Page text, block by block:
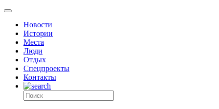
Новости
Истории
Места
Люди
Отдых
Спецпроекты
Контакты